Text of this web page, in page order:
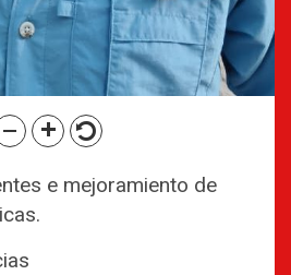
e mejoramiento de